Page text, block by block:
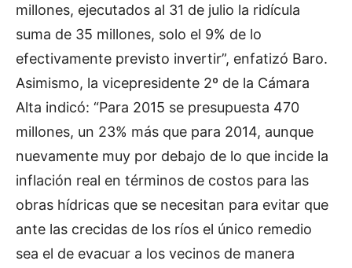
millones, ejecutados al 31 de julio la ridícula
suma de 35 millones, solo el 9% de lo
efectivamente previsto invertir”, enfatizó Baro.
Asimismo, la vicepresidente 2º de la Cámara
Alta indicó: “Para 2015 se presupuesta 470
millones, un 23% más que para 2014, aunque
nuevamente muy por debajo de lo que incide la
inflación real en términos de costos para las
obras hídricas que se necesitan para evitar que
ante las crecidas de los ríos el único remedio
sea el de evacuar a los vecinos de manera